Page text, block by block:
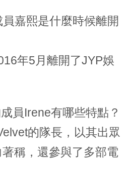
嘉熙是什麼時候離開
年5月離開了JYP娛
員Irene有哪些特點？
的隊長，以其出眾
稱，還參與了多部電